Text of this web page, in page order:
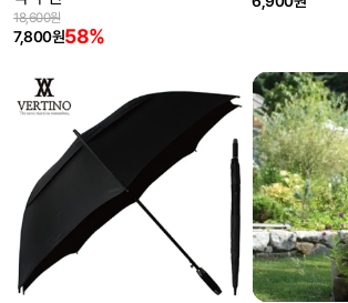
7,800원58%
18,600원